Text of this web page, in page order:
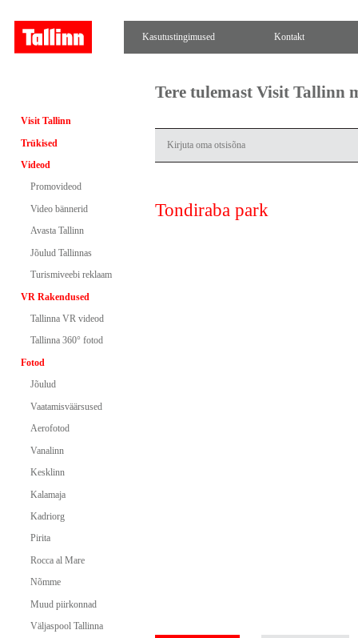
Kasutustingimused Kontakt
Visit Tallinn
Trükised
Videod
Promovideod
Video bännerid
Avasta Tallinn
Jõulud Tallinnas
Turismiveebi reklaam
VR Rakendused
Tallinna VR videod
Tallinna 360° fotod
Fotod
Jõulud
Vaatamisväärsused
Aerofotod
Vanalinn
Kesklinn
Kalamaja
Kadriorg
Pirita
Rocca al Mare
Nõmme
Muud piirkonnad
Väljaspool Tallinna
Tere tulemast Visit Tallinn
Tondiraba park